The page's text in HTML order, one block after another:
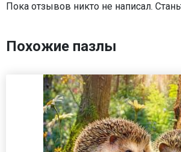
Пока отзывов никто не написал.
Похожие пазлы